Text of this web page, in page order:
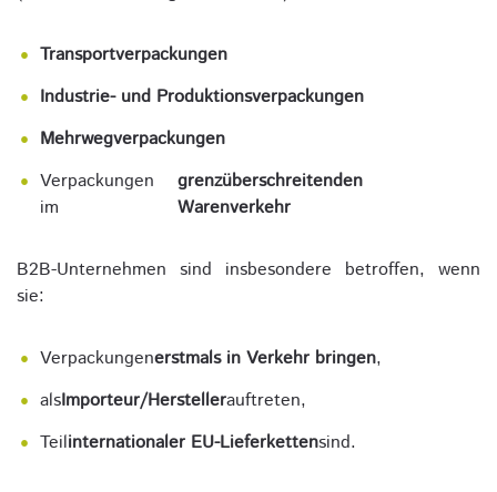
Transportverpackungen
Industrie- und Produktionsverpackungen
Mehrwegverpackungen
Verpackungen
im
grenzüberschreitenden
Warenverkehr
B2B-Unternehmen sind insbesondere betroffen, wenn
sie:
Verpackungenerstmals in Verkehr bringen,
alsImporteur/Herstellerauftreten,
Teilinternationaler EU-Lieferkettensind.